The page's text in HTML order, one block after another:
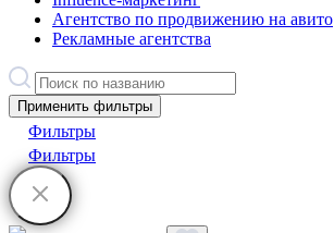
Агентство по продвижению на авито
Рекламные агентства
Применить фильтры
Фильтры
Фильтры